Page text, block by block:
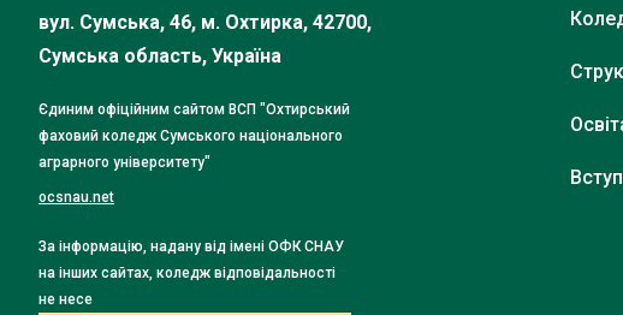
вул. Сумська, 46, м. Охтирка, 42700,
Сумська область, Україна
Єдиним офіційним сайтом ВСП "Охтирський
фаховий коледж Сумського національного
аграрного університету"
ocsnau.net
За інформацію, надану від імені ОФК СНАУ
на інших сайтах, коледж відповідальності
не несе